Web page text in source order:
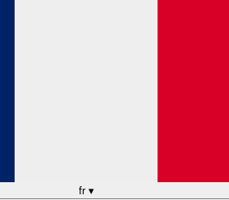
fr ▾